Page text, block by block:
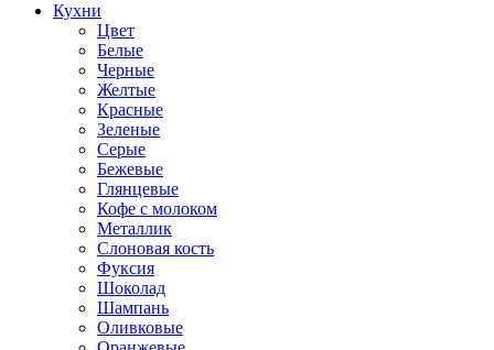
Кухни
Цвет
Белые
Черные
Желтые
Красные
Зеленые
Серые
Бежевые
Глянцевые
Кофе с молоком
Металлик
Слоновая кость
Фуксия
Шоколад
Шампань
Оливковые